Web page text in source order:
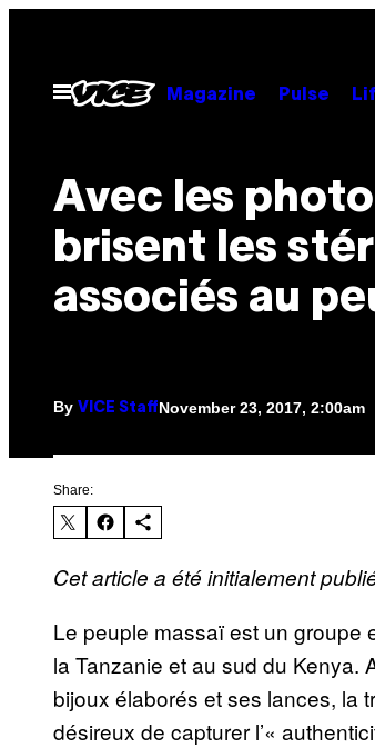
contentOpen
Menu
Magazine Pulse
Avec les
brisent les
associés au
By VICE StaffNovember 23, 2017, 2:00am
Share:
Cet article a été initialement
Le peuple massaï est un groupe
la Tanzanie et au sud du Kenya.
bijoux élaborés et ses lances, la
désireux de capturer l’«